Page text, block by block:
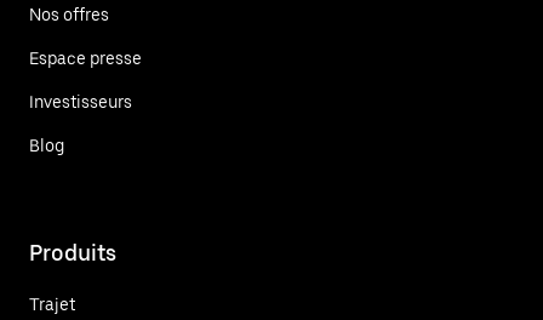
Nos offres
Espace presse
Investisseurs
Blog
Produits
Trajet